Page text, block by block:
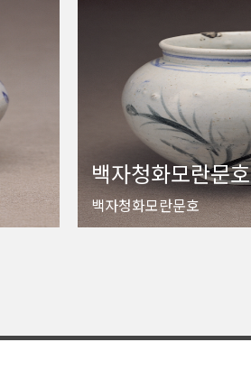
백자청화모란문호
백자청화모란문호